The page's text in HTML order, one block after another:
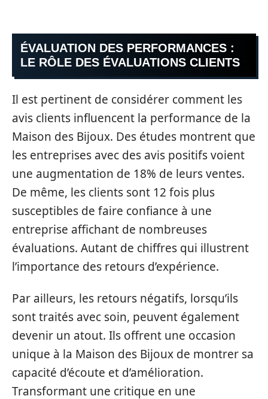
ÉVALUATION DES PERFORMANCES :
LE RÔLE DES ÉVALUATIONS CLIENTS
Il est pertinent de considérer comment les
avis clients influencent la performance de la
Maison des Bijoux. Des études montrent que
les entreprises avec des avis positifs voient
une augmentation de 18% de leurs ventes.
De même, les clients sont 12 fois plus
susceptibles de faire confiance à une
entreprise affichant de nombreuses
évaluations. Autant de chiffres qui illustrent
l’importance des retours d’expérience.
Par ailleurs, les retours négatifs, lorsqu’ils
sont traités avec soin, peuvent également
devenir un atout. Ils offrent une occasion
unique à la Maison des Bijoux de montrer sa
capacité d’écoute et d’amélioration.
Transformant une critique en une